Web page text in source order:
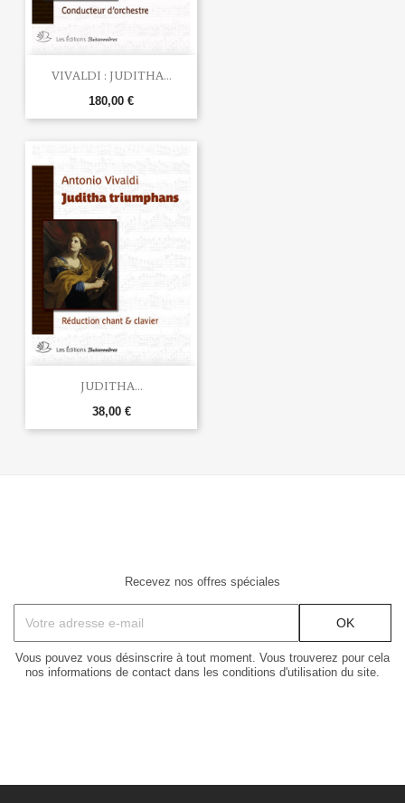
VIVALDI : JUDITHA...
180,00 €
JUDITHA...
38,00 €
Recevez nos offres spéciales
Vous pouvez vous désinscrire à tout moment. Vous trouverez pour cela
nos informations de contact dans les conditions d'utilisation du site.